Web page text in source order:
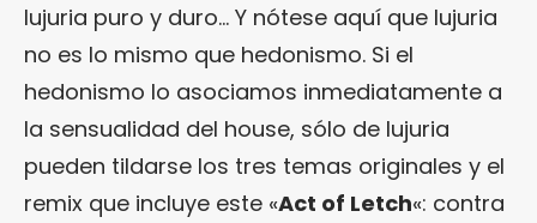
lujuria puro y duro… Y nótese aquí que lujuria
no es lo mismo que hedonismo. Si el
hedonismo lo asociamos inmediatamente a
la sensualidad del house, sólo de lujuria
pueden tildarse los tres temas originales y el
remix que incluye este «Act of Letch«: contra